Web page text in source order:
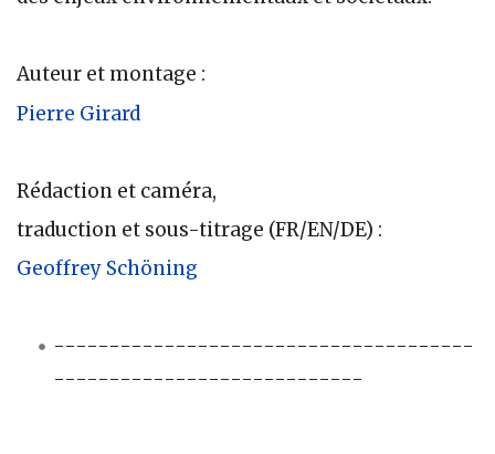
Auteur et montage :
Pierre Girard
Rédaction et caméra,
traduction et sous-titrage (FR/EN/DE) :
Geoffrey Schöning
--------------------------------------
----------------------------